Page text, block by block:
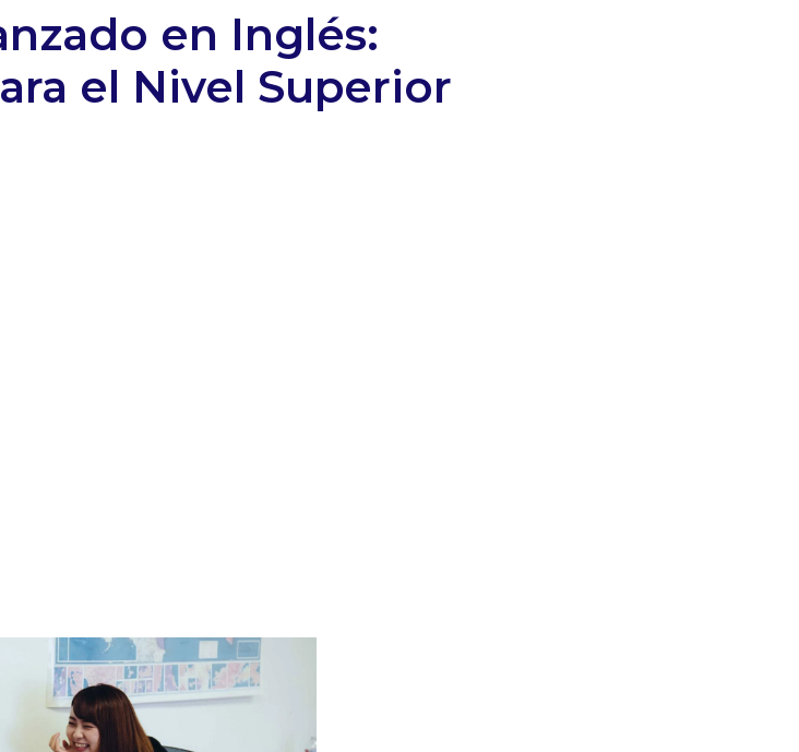
en Inglés:
el Nivel Superior